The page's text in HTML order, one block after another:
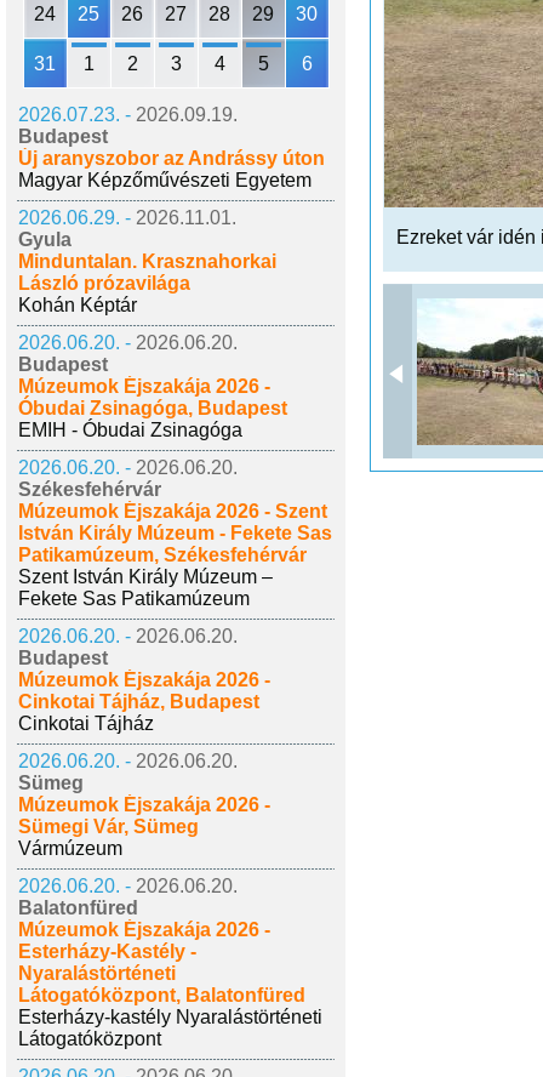
24 25 26 27 28 29 30
31 1 2 3 4 5 6
2026.07.23. - 2026.09.19.
Budapest
Új aranyszobor az Andrássy úton
Magyar Képzőművészeti Egyetem
2026.06.29. - 2026.11.01.
Gyula
Minduntalan. Krasznahorkai
László prózavilága
Kohán Képtár
2026.06.20. - 2026.06.20.
Budapest
Múzeumok Éjszakája 2026 -
Óbudai Zsinagóga, Budapest
EMIH - Óbudai Zsinagóga
2026.06.20. - 2026.06.20.
Székesfehérvár
Múzeumok Éjszakája 2026 - Szent
István Király Múzeum - Fekete Sas
Patikamúzeum, Székesfehérvár
Szent István Király Múzeum –
Fekete Sas Patikamúzeum
2026.06.20. - 2026.06.20.
Budapest
Múzeumok Éjszakája 2026 -
Cinkotai Tájház, Budapest
Cinkotai Tájház
2026.06.20. - 2026.06.20.
Sümeg
Múzeumok Éjszakája 2026 -
Sümegi Vár, Sümeg
Vármúzeum
2026.06.20. - 2026.06.20.
Balatonfüred
Múzeumok Éjszakája 2026 -
Esterházy-Kastély -
Nyaralástörténeti
Látogatóközpont, Balatonfüred
Esterházy-kastély Nyaralástörténeti
Látogatóközpont
Ezreket vár